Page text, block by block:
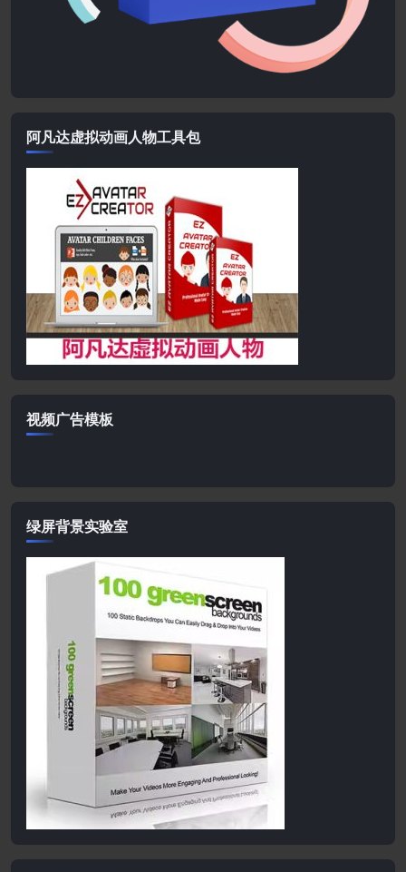
阿凡达虚拟动画人物工具包
视频广告模板
绿屏背景实验室